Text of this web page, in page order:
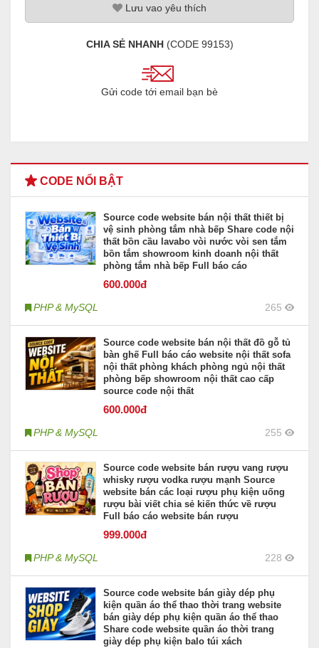
Lưu vao yêu thích
CHIA SẺ NHANH(CODE 99153)
Gửi code tới email bạn bè
CODE NỔI BẬT
Source code website bán nội thất thiết bị
vệ sinh phòng tắm nhà bếp Share code nội
thất bồn cầu lavabo vòi nước vòi sen tắm
bồn tắm showroom kinh doanh nội thất
phòng tắm nhà bếp Full báo cáo
600.000đ
PHP & MySQL 265
Source code website bán nội thất đồ gỗ tủ
bàn ghế Full báo cáo website nội thất sofa
nội thất phòng khách phòng ngủ nội thất
phòng bếp showroom nội thất cao cấp
source code nội thất
600.000đ
PHP & MySQL 255
Source code website bán rượu vang rượu
whisky rượu vodka rượu mạnh Source
website bán các loại rượu phụ kiện uống
rượu bài viết chia sẻ kiến thức về rượu
Full báo cáo website bán rượu
999.000đ
PHP & MySQL 228
Source code website bán giày dép phụ
kiện quần áo thể thao thời trang website
bán giày dép phụ kiện quần áo thể thao
Share code website quần áo thời trang
giày dép phụ kiện balo túi xách